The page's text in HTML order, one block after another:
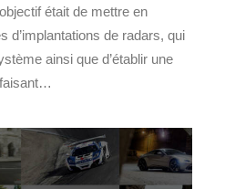
était de mettre en
d’implantations de radars, qui
ainsi que d’établir une